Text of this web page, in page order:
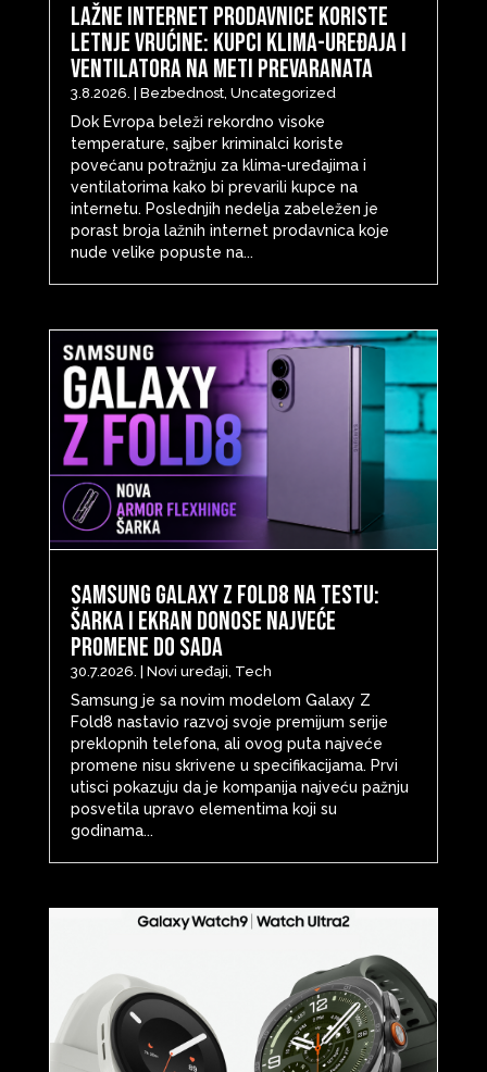
Lažne internet prodavnice koriste
letnje vrućine: Kupci klima-uređaja i
ventilatora na meti prevaranata
3.8.2026. Bezbednost, Uncategorized
Dok Evropa beleži rekordno visoke
temperature, sajber kriminalci koriste
povećanu potražnju za klima-uređajima i
ventilatorima kako bi prevarili kupce na
internetu. Poslednjih nedelja zabeležen je
porast broja lažnih internet prodavnica koje
nude velike popuste na...
Samsung Galaxy Z Fold8 na testu:
šarka i ekran donose najveće
promene do sada
30.7.2026. Novi uređaji Tech
Samsung je sa novim modelom Galaxy Z
Fold8 nastavio razvoj svoje premijum serije
preklopnih telefona, ali ovog puta najveće
promene nisu skrivene u specifikacijama. Prvi
utisci pokazuju da je kompanija najveću pažnju
posvetila upravo elementima koji su
godinama...